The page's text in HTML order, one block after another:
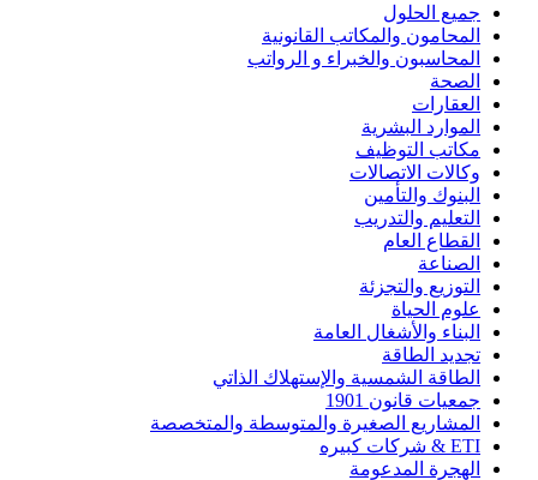
جميع الحلول
المحامون والمكاتب القانونية
المحاسبون والخبراء و الرواتب
الصحة
العقارات
الموارد البشرية
مكاتب التوظيف
وكالات الاتصالات
البنوك والتأمين
التعليم والتدريب
القطاع العام
الصناعة
التوزيع والتجزئة
علوم الحياة
البناء والأشغال العامة
تجديد الطاقة
الطاقة الشمسية والإستهلاك الذاتي
جمعيات قانون 1901
المشاريع الصغيرة والمتوسطة والمتخصصة
ETI & شركات كبيره
الهجرة المدعومة